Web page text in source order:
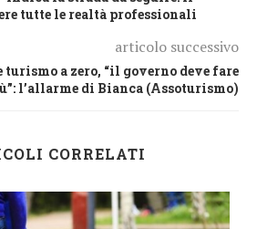
tutte le realtà professionali
articolo successivo
turismo a zero, “il governo deve fare
l’allarme di Bianca (Assoturismo)
CORRELATI